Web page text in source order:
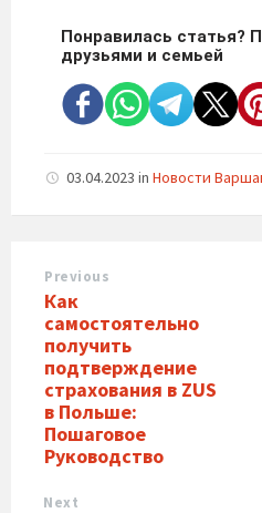
Понравилась статья?
друзьями и семьей
03.04.2023 in Новости
Previous
Как
самостоятельно
получить
подтверждение
страхования в ZUS
в Польше:
Пошаговое
Руководство
Next